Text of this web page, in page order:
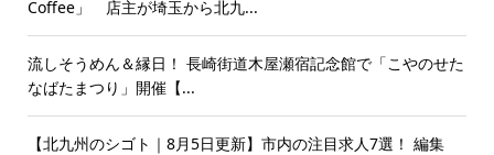
Coffee」 店主が埼玉から北九...
流しそうめん＆縁日！ 長崎街道木屋瀬宿記念館で「こやのせた
なばたまつり」開催【...
【北九州のシゴト｜8月5日更新】市内の注目求人7選！ 編集